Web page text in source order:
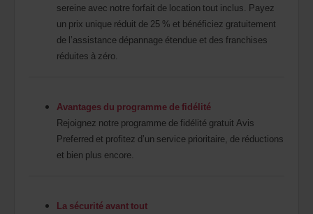
sereine avec notre forfait de location tout inclus. Payez
un prix unique réduit de 25 % et bénéficiez gratuitement
de l’assistance dépannage étendue et des franchises
réduites à zéro.
Avantages du programme de fidélité
Rejoignez notre programme de fidélité gratuit Avis
Preferred et profitez d’un service prioritaire, de réductions
et bien plus encore.
La sécurité avant tout